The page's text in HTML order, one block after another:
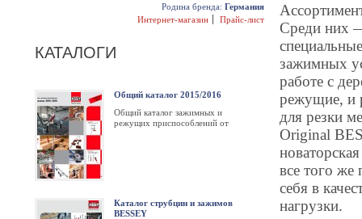
Родина бренда: Германия
Интернет-магазин
Прайс-лист
КАТАЛОГИ
Общий каталог 2015/2016
Общий каталог зажимных и
режущих приспособлений от
Каталог струбцин и зажимов
BESSEY
Среди них
зажимных
работе с
режущие, и
для резки
Original
все того же
себя в
нагрузки.